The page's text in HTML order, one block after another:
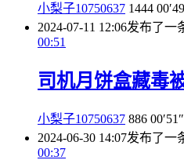
小梨子10750637 1444
2024-07-11 12:06发布了一
00:51
司机月饼盒藏毒
小梨子10750637 886 00′51″
2024-06-30 14:07发布了一
00:37